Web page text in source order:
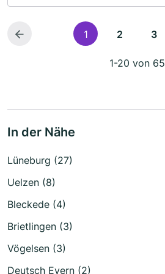
1 2 3
1-20 von 65
In der Nähe
Lüneburg (27)
Uelzen (8)
Bleckede (4)
Brietlingen (3)
Vögelsen (3)
Deutsch Evern (2)